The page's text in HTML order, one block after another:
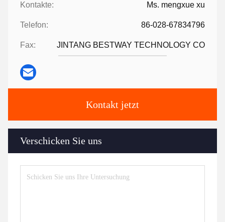
Kontakte: Ms. mengxue xu
Telefon: 86-028-67834796
Fax: JINTANG BESTWAY TECHNOLOGY CO
Kontakt jetzt
Verschicken Sie uns